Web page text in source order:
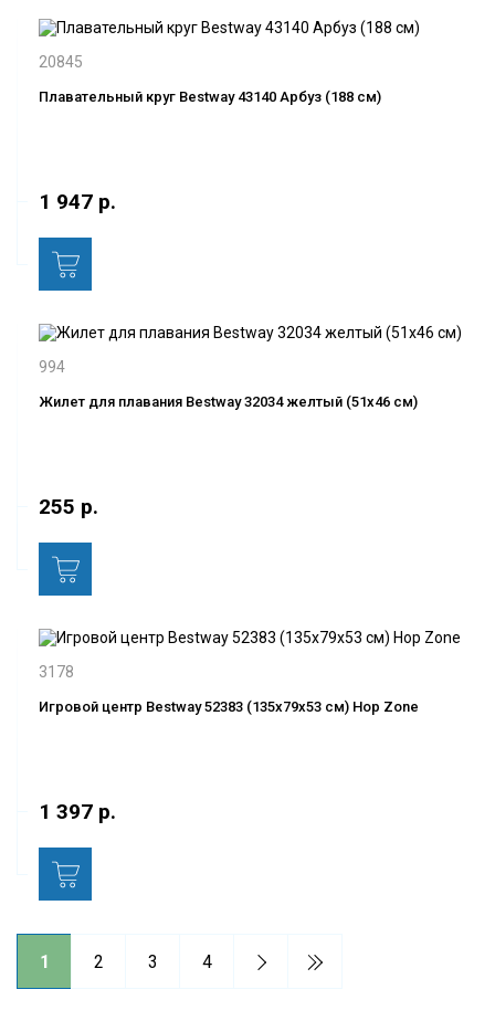
20845
Плавательный круг Bestway 43140 Арбуз (188 см)
1 947 р.
994
Жилет для плавания Bestway 32034 желтый (51x46 см)
255 р.
3178
Игровой центр Bestway 52383 (135x79x53 см) Hop Zone
1 397 р.
1 2 3 4